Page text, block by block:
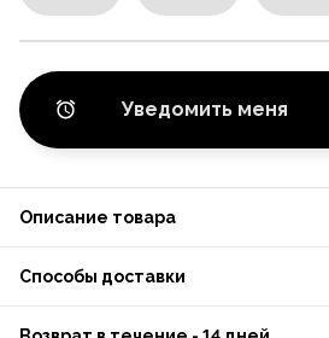
Уведомить меня
Описание товара
Способы доставки